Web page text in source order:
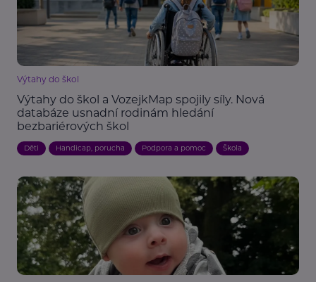
Výtahy do škol
Výtahy do škol a VozejkMap spojily síly. Nová
databáze usnadní rodinám hledání
bezbariérových škol
Děti Handicap, porucha Podpora a pomoc Škola